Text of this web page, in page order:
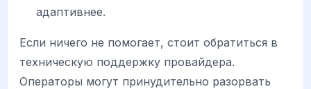
адаптивнее.
Если ничего не помогает, стоит обратиться в
техническую поддержку провайдера.
Операторы могут принудительно разорвать